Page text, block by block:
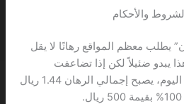
والأحكام
يطلب معظم المواقع رهانًا لا يقل
وهذا يبدو ضئيلاً لكن إذا تضاعفت
المراهنات إلى 12 دورة في اليوم، يصبح إجمالي الرهان 1.44 ريال